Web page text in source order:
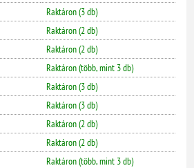
Raktáron (3 db)
Raktáron (2 db)
Raktáron (2 db)
Raktáron (több, mint 3 db)
Raktáron (3 db)
Raktáron (3 db)
Raktáron (2 db)
Raktáron (2 db)
Raktáron (több, mint 3 db)